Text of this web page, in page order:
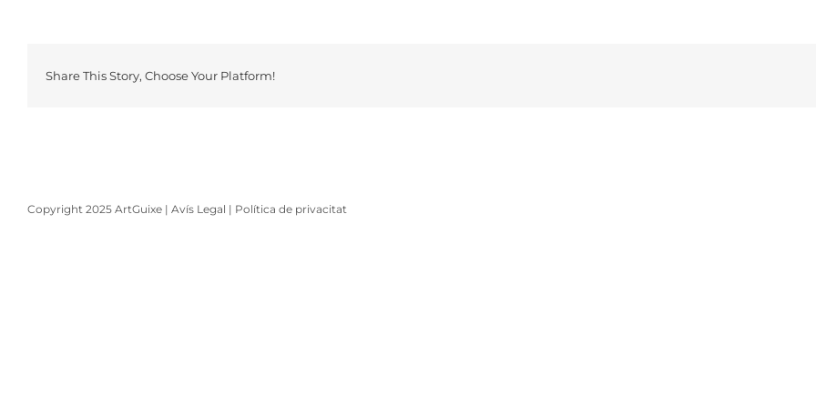
Share This Story, Choose Your Platform!
Copyright 2025 ArtGuixe | Avís Legal | Política de privacitat